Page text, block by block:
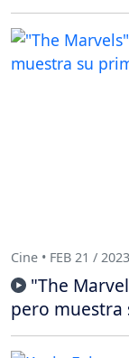
Cine • FEB 21 / 2023
"The
pero muestra